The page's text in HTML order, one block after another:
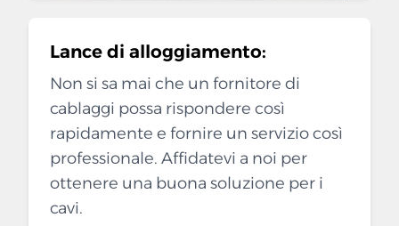
Lance di alloggiamento:
Non si sa mai che un fornitore di
cablaggi possa rispondere così
rapidamente e fornire un servizio così
professionale. Affidatevi a noi per
ottenere una buona soluzione per i
cavi.